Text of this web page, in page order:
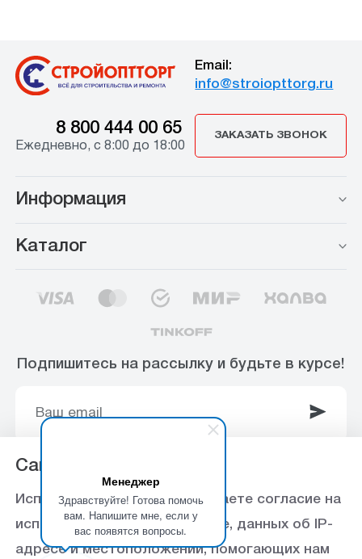
Менеджер
Здравствуйте! Готова помочь
вам. Напишите мне, если у
вас появятся вопросы.
Email:
info@stroiopttorg.ru
8 800 444 00 65
Ежедневно, с 8:00 до 18:00
ЗАКАЗАТЬ ЗВОНОК
Информация
Каталог
Подпишитесь на рассылку и будьте в курсе!
© 2003-2025 Интернет-магазин ООО
«Стройоптторг» р/с 40702810360000102415 в
Ставропольское отделение №5230 ПАО Сбербанк,
Сайт использует Cookie
Используя данный сайт, вы даете согласие на
использование файлов cookie, данных об IP-
адресе и местоположении, помогающих нам